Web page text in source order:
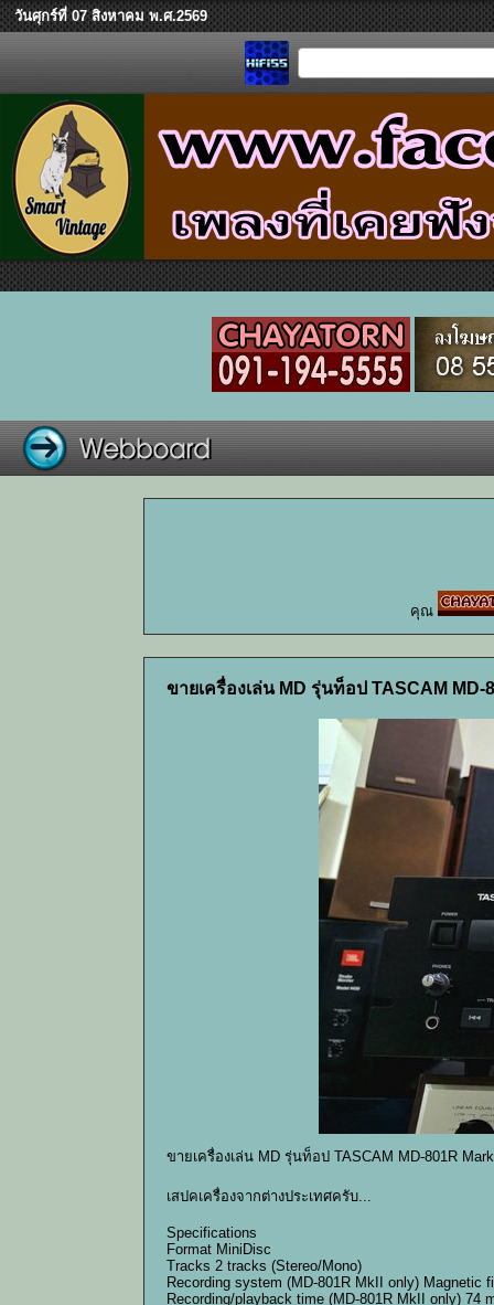
วันศุกร์ที่ 07 สิงหาคม พ.ศ.2569
คุณ
ขายเครื่องเล่น MD รุ่นท็อป TASCAM
ขายเครื่องเล่น MD รุ่นท็อป TASCAM MD-801R
เสปคเครื่องจากต่างประเทศครับ...
Specifications
Format MiniDisc
Tracks 2 tracks (Stereo/Mono)
Recording system (MD-801R MkII only) Magnetic
Recording/playback time (MD-801R MkII only) 74